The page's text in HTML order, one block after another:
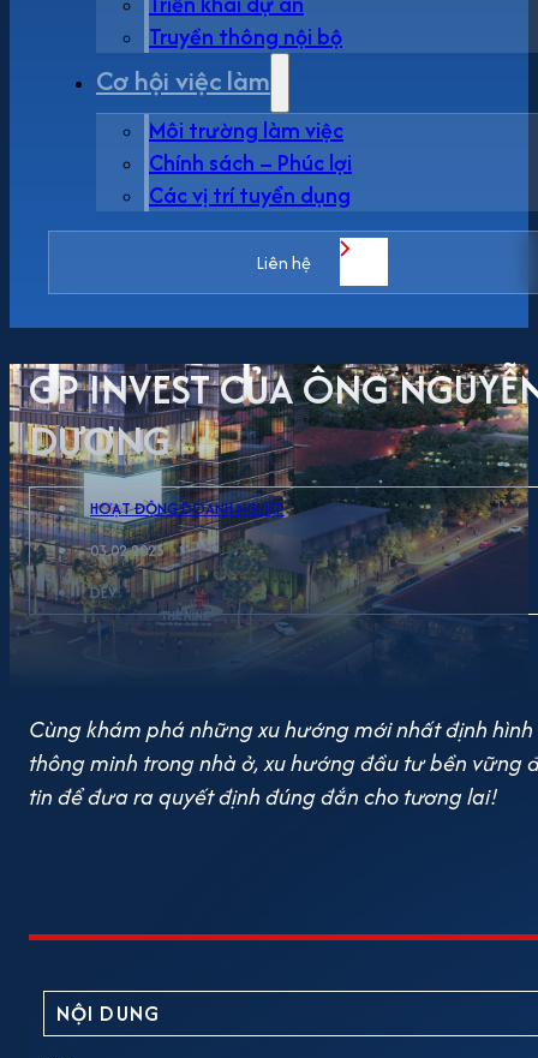
Truyền thông nội bộ
Cơ hội việc làm
Môi trường làm việc
Chính sách – Phúc lợi
Các vị trí tuyển dụng
Liên hệ
GP INVEST CỦA ÔNG
DƯƠNG
HOẠT ĐỘNG DOANH NGHIỆP
03.02.2025
DEV
Cùng khám phá những xu hướng mới nhất định
thông minh trong nhà ở, xu hướng đầu tư bền vững
tin để đưa ra quyết định đúng đắn cho tương lai!
NỘI DUNG